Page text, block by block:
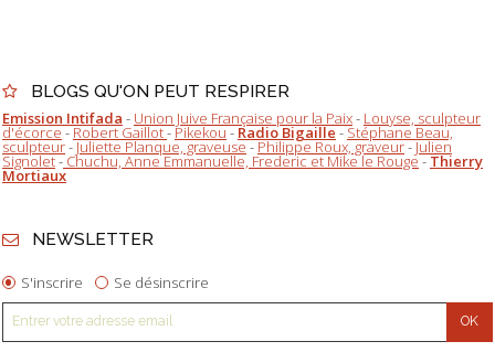
BLOGS QU'ON PEUT RESPIRER
Emission Intifada - Union Juive Française pour la Paix- Louyse, sculpteur
d'écorce-Robert Gaillot-Pikekou-Radio Bigaille-Stéphane Beau,
sculpteur-Juliette Planque, graveuse-Philippe Roux, graveur-Julien
Signolet-Chuchu, Anne Emmanuelle, Frederic et Mike le Rouge-Thierry
Mortiaux
NEWSLETTER
S'inscrire Se désinscrire